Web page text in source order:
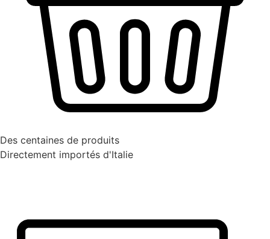
Des centaines de produits
Directement importés d'Italie